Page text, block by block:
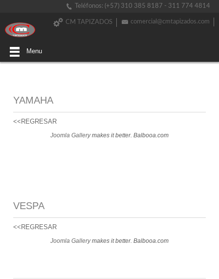
Teléfonos: (+57) 310 385 8187 - 311 774 4814
comercial@cmtapizados.com
CM TAPIZADOS
Menu
YAMAHA
<<REGRESAR
Joomla Gallerymakes it better. Balbooa.com
VESPA
<<REGRESAR
Joomla Gallerymakes it better. Balbooa.com